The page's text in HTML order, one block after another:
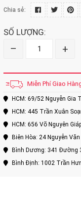
Chia sẻ:
SỐ LƯỢNG:
– +
Miễn Phí Giao
HCM: 69/52 Nguyễn Gia
HCM: 445 Trần Xuân
HCM: 656 Võ Nguyên
Biên Hòa: 24 Nguyễn
Bình Dương: 341 Đường
Bình Định: 1002 Trần